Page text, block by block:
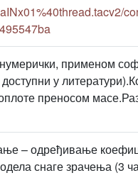
применом
у
преносом
– одређивање
снаге зрачења (3